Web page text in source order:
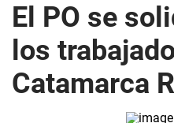
El PO se
los
Catamarca